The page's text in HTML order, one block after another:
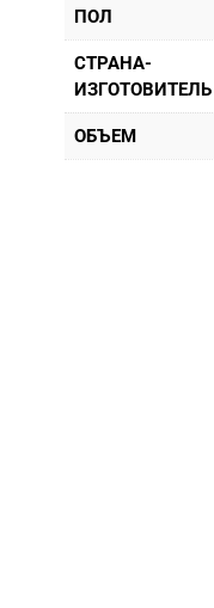
ПОЛ
СТРАНА-
ИЗГОТОВИТЕЛЬ
ОБЪЕМ